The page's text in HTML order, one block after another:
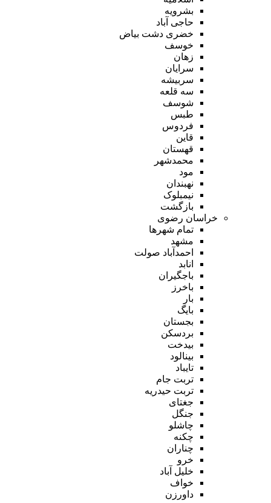
بشرویه
حاجی آباد
خضری دشت بیاض
خوسف
زهان
سرایان
سربیشه
سه قلعه
شوسف
طبس
فردوس
قاین
قهستان
محمدشهر
مود
نهبندان
نیمبلوک
بازگشت
خراسان رضوی
تمام شهر‌ها
مشهد
احمدآباد صولت
انابد
باجگیران
باخرز
بار
بایگ
بجستان
بردسکن
بیدخت
بینالود
تایباد
تربت جام
تربت حیدریه
جغتای
جنگل
چاشلو
چکنه
چناران
خرو
خلیل آباد
خواف
داورزن